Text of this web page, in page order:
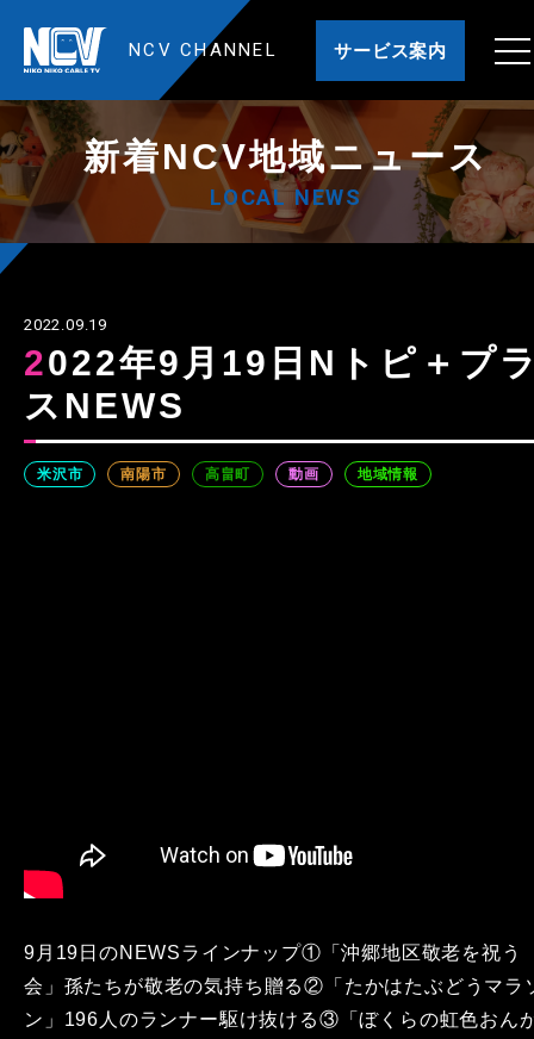
NCV CHANNEL サービス案内
新着NCV地域ニュース
LOCAL NEWS
2022.09.19
2022年9月19日Nトピ＋プラ
スNEWS
米沢市 南陽市 高畠町 動画 地域情報
9月19日のNEWSラインナップ①「沖郷地区敬老を祝う
会」孫たちが敬老の気持ち贈る②「たかはたぶどうマラ
ン」196人のランナー駆け抜ける③「ぼくらの虹色おん